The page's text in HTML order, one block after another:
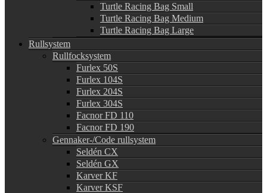
Turtle Racing Bag Small
Turtle Racing Bag Medium
Turtle Racing Bag Large
Rullsystem
Rullfocksystem
Furlex 50S
Furlex 104S
Furlex 204S
Furlex 304S
Facnor FD 110
Facnor FD 190
Gennaker-/Code rullsystem
Seldén CX
Seldén GX
Karver KF
Karver KSF